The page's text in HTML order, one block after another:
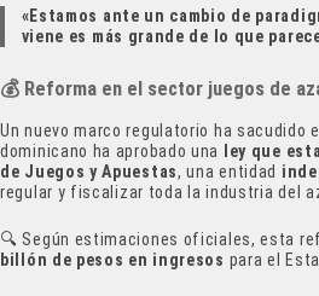
«Estamos ante un cambio de
viene es más grande de lo que
💰 Reforma en el sector juegos de
Un nuevo marco regulatorio ha sacudido
dominicano ha aprobado una
ley que
de Juegos y Apuestas, una entidad
regular y fiscalizar toda la industria del
🔍 Según estimaciones oficiales, esta
billón de pesos en ingresos para el